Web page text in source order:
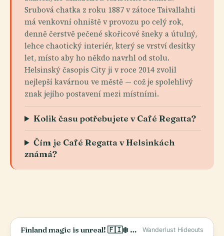
Srubová chatka z roku 1887 v zátoce Taivallahti
má venkovní ohniště v provozu po celý rok,
denně čerstvě pečené skořicové šneky a útulný,
lehce chaotický interiér, který se vrství desítky
let, místo aby ho někdo navrhl od stolu.
Helsinský časopis City ji v roce 2014 zvolil
nejlepší kavárnou ve městě — což je spolehlivý
znak jejího postavení mezi místními.
Kolik času potřebujete v Café Regatta?
Čím je Café Regatta v Helsinkách
známá?
Finland magic is unreal! 🇫🇮❄️ Helsinki, Nuuksio &amp; Lapland—who’s in? ✨ #TravelShorts #VisitFinland Wanderlust Hideouts